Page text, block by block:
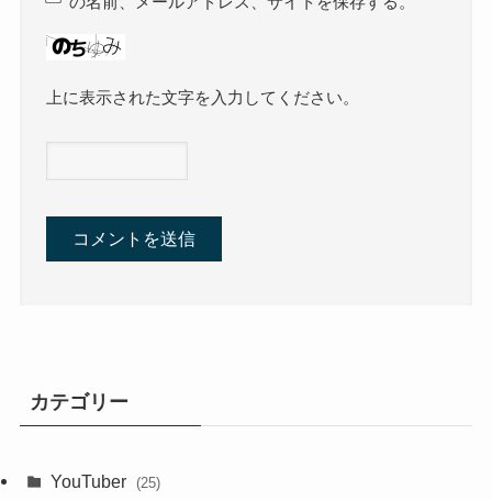
上に表示された文字を入力してください。
カテゴリー
YouTuber (25)